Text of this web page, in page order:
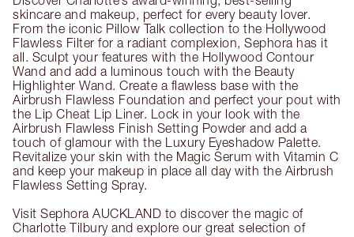
skincare and makeup, perfect for every beauty lover.
From the iconic Pillow Talk collection to the Hollywood
Flawless Filter for a radiant complexion, Sephora has it
all. Sculpt your features with the Hollywood Contour
Wand and add a luminous touch with the Beauty
Highlighter Wand. Create a flawless base with the
Airbrush Flawless Foundation and perfect your pout with
the Lip Cheat Lip Liner. Lock in your look with the
Airbrush Flawless Finish Setting Powder and add a
touch of glamour with the Luxury Eyeshadow Palette.
Revitalize your skin with the Magic Serum with Vitamin C
and keep your makeup in place all day with the Airbrush
Flawless Setting Spray.
Visit Sephora AUCKLAND to discover the magic of
Charlotte Tilbury and explore our great selection of